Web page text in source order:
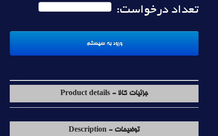
تعداد درخواست:
جزئیات کالا - Product details
توضیحات - Description